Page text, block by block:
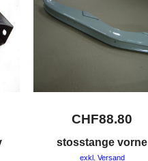
CHF88.80
stosstange vorne
exkl. Versand